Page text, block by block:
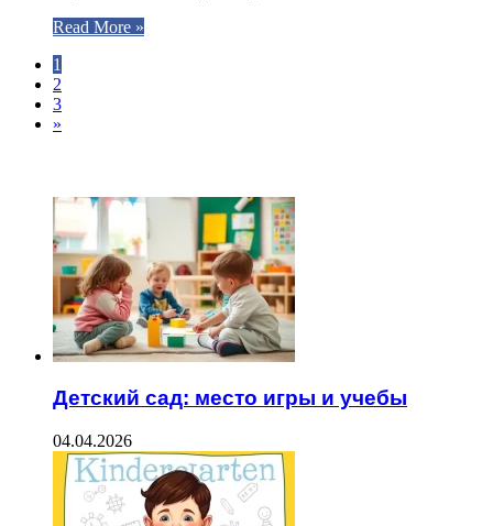
Read More »
1
2
3
»
Детский сад: место игры и учебы
04.04.2026